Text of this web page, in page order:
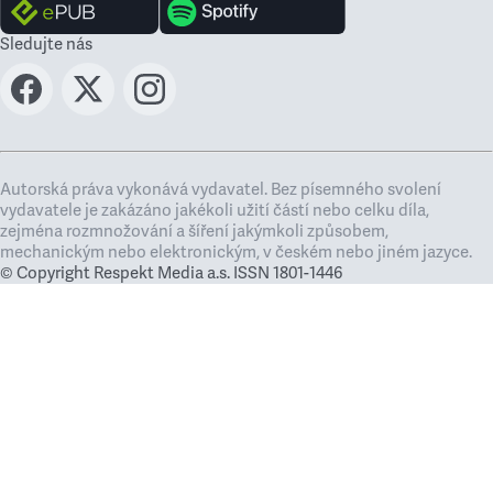
Sledujte nás
Autorská práva vykonává vydavatel. Bez písemného svolení
vydavatele je zakázáno jakékoli užití částí nebo celku díla,
zejména rozmnožování a šíření jakýmkoli způsobem,
mechanickým nebo elektronickým, v českém nebo jiném jazyce.
© Copyright Respekt Media a.s. ISSN 1801-1446